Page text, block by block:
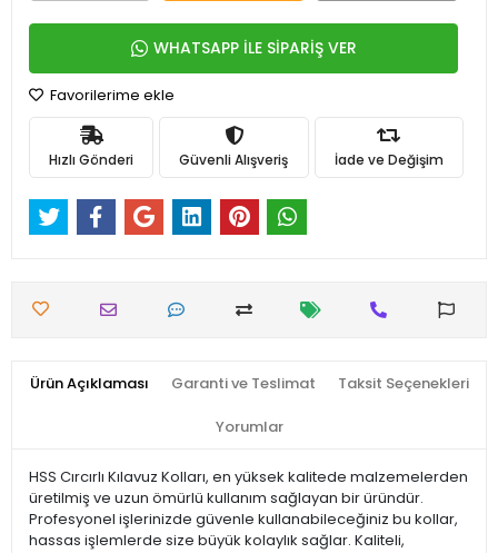
WHATSAPP İLE SİPARİŞ VER
Favorilerime ekle
Hızlı Gönderi Güvenli Alışveriş İade ve Değişim
Ürün Açıklaması Garanti ve Teslimat Taksit Seçenekleri
Yorumlar
HSS Cırcırlı Kılavuz Kolları, en yüksek kalitede malzemelerden
üretilmiş ve uzun ömürlü kullanım sağlayan bir üründür.
Profesyonel işlerinizde güvenle kullanabileceğiniz bu kollar,
hassas işlemlerde size büyük kolaylık sağlar. Kaliteli,